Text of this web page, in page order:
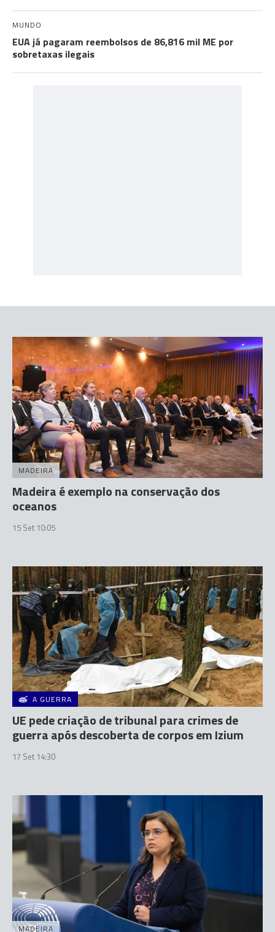
MUNDO
EUA já pagaram reembolsos de 86,816 mil ME por
sobretaxas ilegais
MADEIRA
Madeira é exemplo na conservação dos
oceanos
15 Set 10:05
A GUERRA
UE pede criação de tribunal para crimes de
guerra após descoberta de corpos em Izium
17 Set 14:30
MADEIRA